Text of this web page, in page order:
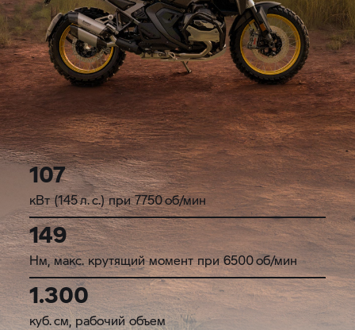
107
кВт (145 л. с.) при 7750 об/мин
149
Нм, макс. крутящий момент при 6500 об/мин
1.300
куб. см, рабочий объем